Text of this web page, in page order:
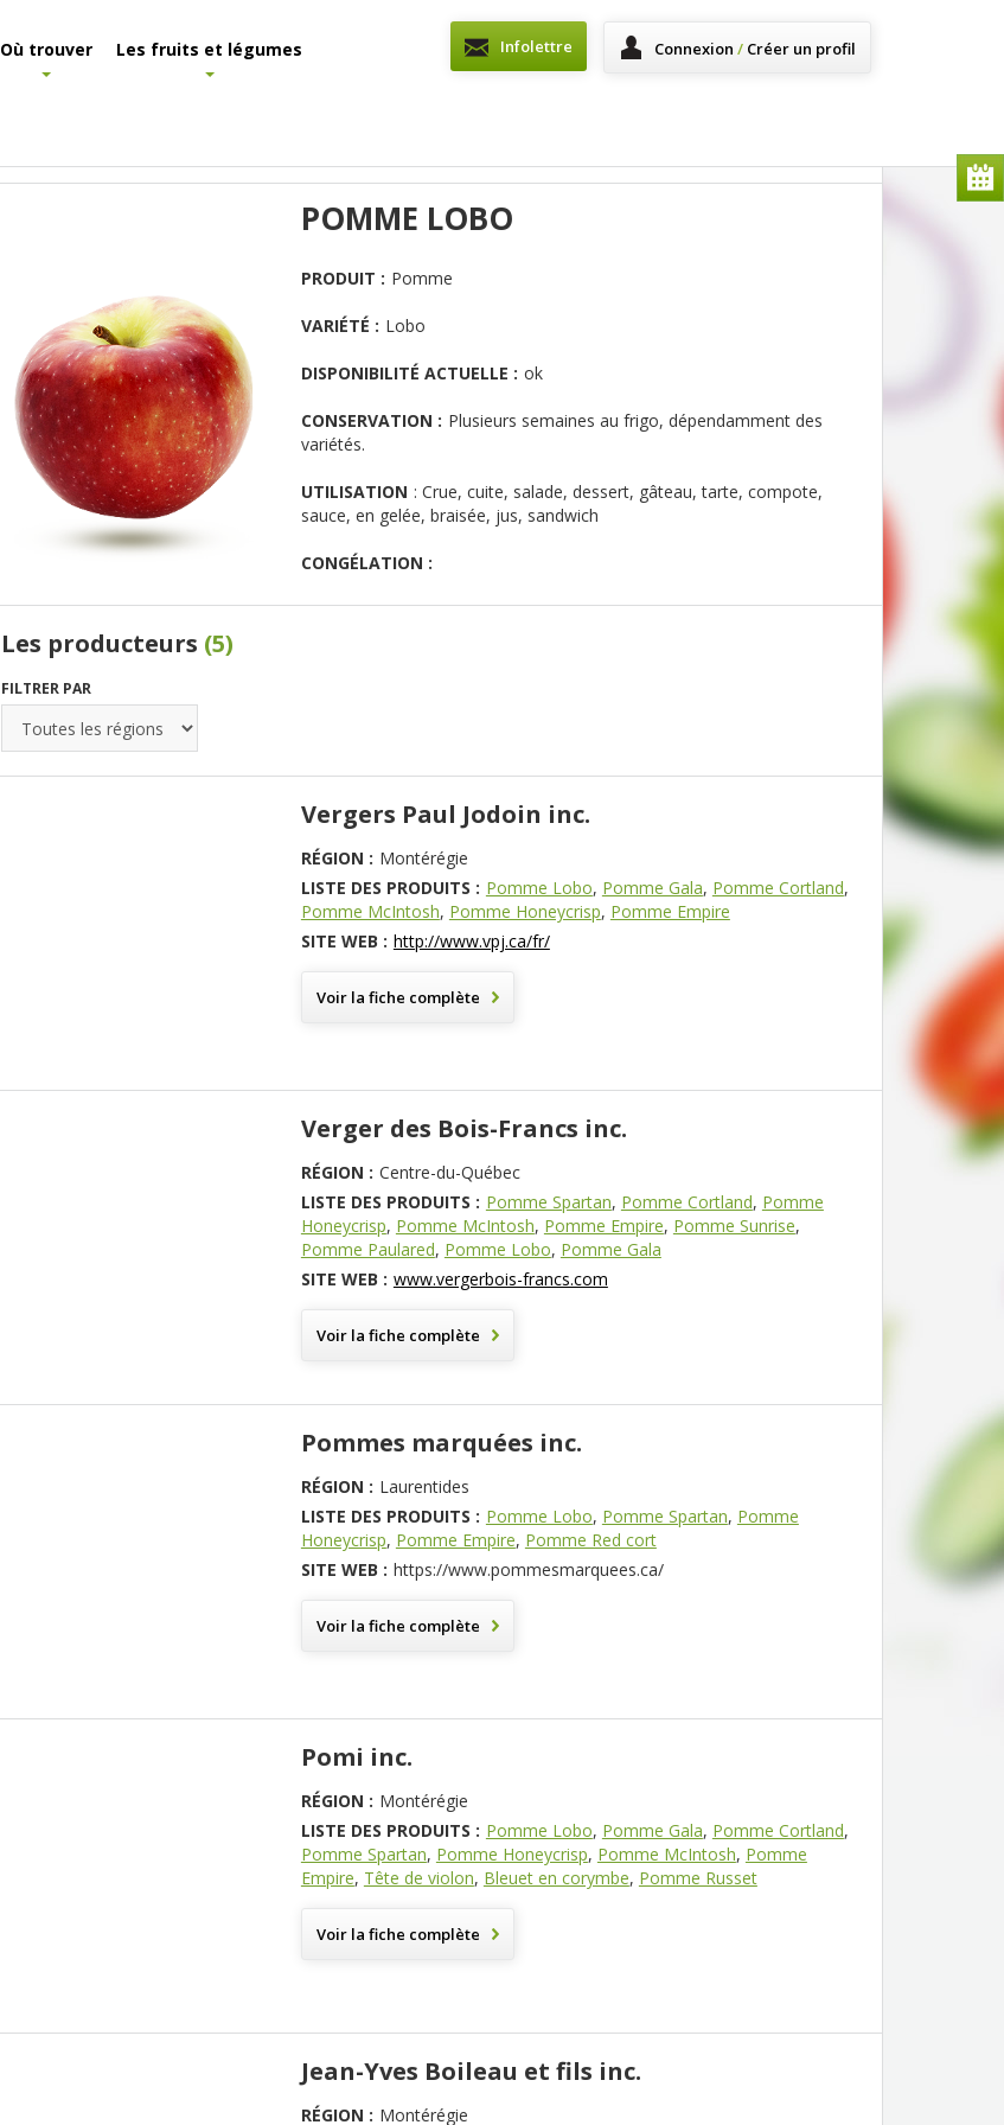
Où trouver Les fruits et légumes Infolettre Connexion / Créer un profil
POMME LOBO
PRODUIT : Pomme
VARIÉTÉ : Lobo
DISPONIBILITÉ ACTUELLE : ok
CONSERVATION : Plusieurs semaines au frigo, dépendamment des
variétés.
UTILISATION : Crue, cuite, salade, dessert, gâteau, tarte, compote,
sauce, en gelée, braisée, jus, sandwich
CONGÉLATION :
Les producteurs (5)
FILTRER PAR
Vergers Paul Jodoin inc.
RÉGION : Montérégie
LISTE DES PRODUITS : Pomme Lobo, Pomme Gala, Pomme Cortland,
Pomme McIntosh, Pomme Honeycrisp, Pomme Empire
SITE WEB : http://www.vpj.ca/fr/
Voir la fiche complète
Verger des Bois-Francs inc.
RÉGION : Centre-du-Québec
LISTE DES PRODUITS : Pomme Spartan, Pomme Cortland, Pomme
Honeycrisp, Pomme McIntosh, Pomme Empire, Pomme Sunrise,
Pomme Paulared, Pomme Lobo, Pomme Gala
SITE WEB : www.vergerbois-francs.com
Voir la fiche complète
Pommes marquées inc.
RÉGION : Laurentides
LISTE DES PRODUITS : Pomme Lobo, Pomme Spartan, Pomme
Honeycrisp, Pomme Empire, Pomme Red cort
SITE WEB : https://www.pommesmarquees.ca/
Voir la fiche complète
Pomi inc.
RÉGION : Montérégie
LISTE DES PRODUITS : Pomme Lobo, Pomme Gala, Pomme Cortland,
Pomme Spartan, Pomme Honeycrisp, Pomme McIntosh, Pomme
Empire, Tête de violon, Bleuet en corymbe, Pomme Russet
Voir la fiche complète
Jean-Yves Boileau et fils inc.
RÉGION : Montérégie